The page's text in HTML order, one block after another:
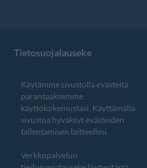
Tietosuojalauseke
Käytämme sivustolla evästeitä
parantaaksemme
käyttökokemustasi. Käyttämällä
sivustoa hyväksyt evästeiden
tallentamisen laitteellesi.
Verkkopalvelun